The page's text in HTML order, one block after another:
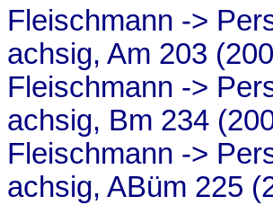
Fleischmann ->
achsig, Am 203
Fleischmann ->
achsig, Bm 234
Fleischmann ->
achsig, ABüm 225